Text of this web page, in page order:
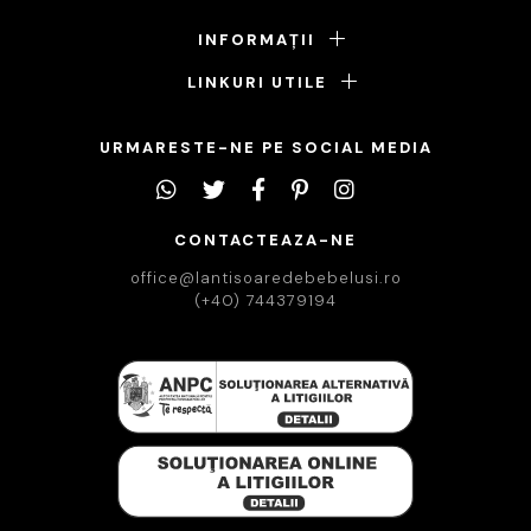
INFORMAȚII
LINKURI UTILE
URMARESTE-NE PE SOCIAL MEDIA
CONTACTEAZA-NE
office@lantisoaredebebelusi.ro
(+40) 744379194